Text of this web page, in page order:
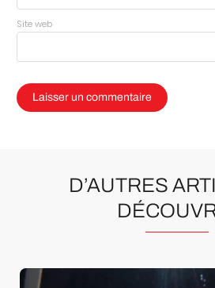
Site web
D’AUTRES